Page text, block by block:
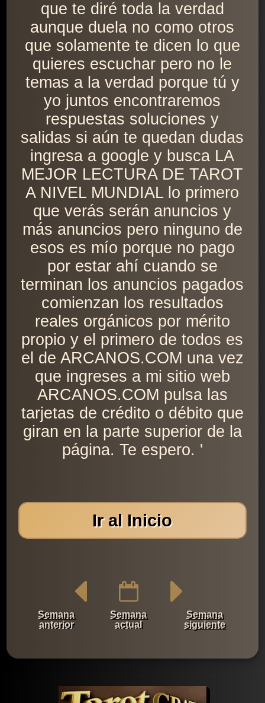
que te diré toda la verdad
aunque duela no como otros
que solamente te dicen lo que
quieres escuchar pero no le
temas a la verdad porque tú y
yo juntos encontraremos
respuestas soluciones y
salidas si aún te quedan dudas
ingresa a google y busca LA
MEJOR LECTURA DE TAROT
A NIVEL MUNDIAL lo primero
que verás serán anuncios y
más anuncios pero ninguno de
esos es mío porque no pago
por estar ahí cuando se
terminan los anuncios pagados
comienzan los resultados
reales orgánicos por mérito
propio y el primero de todos es
el de ARCANOS.COM una vez
que ingreses a mi sitio web
ARCANOS.COM pulsa las
tarjetas de crédito o débito que
giran en la parte superior de la
página. Te espero. '
Ir al Inicio
Semana
anterior
Semana
actual
Semana
siguiente